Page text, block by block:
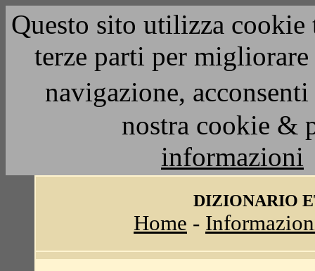
Questo sito utilizza
terze parti per
navigazione,
nostra cookie &
informazioni
DIZIONARIO
Home -